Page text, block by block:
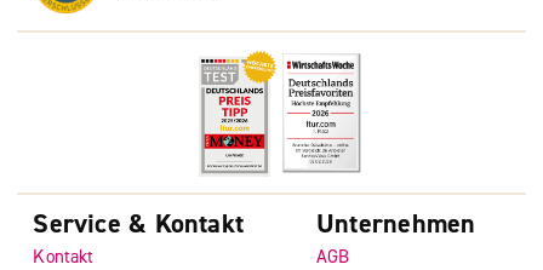
Service & Kontakt
Kontakt
Unternehmen
AGB